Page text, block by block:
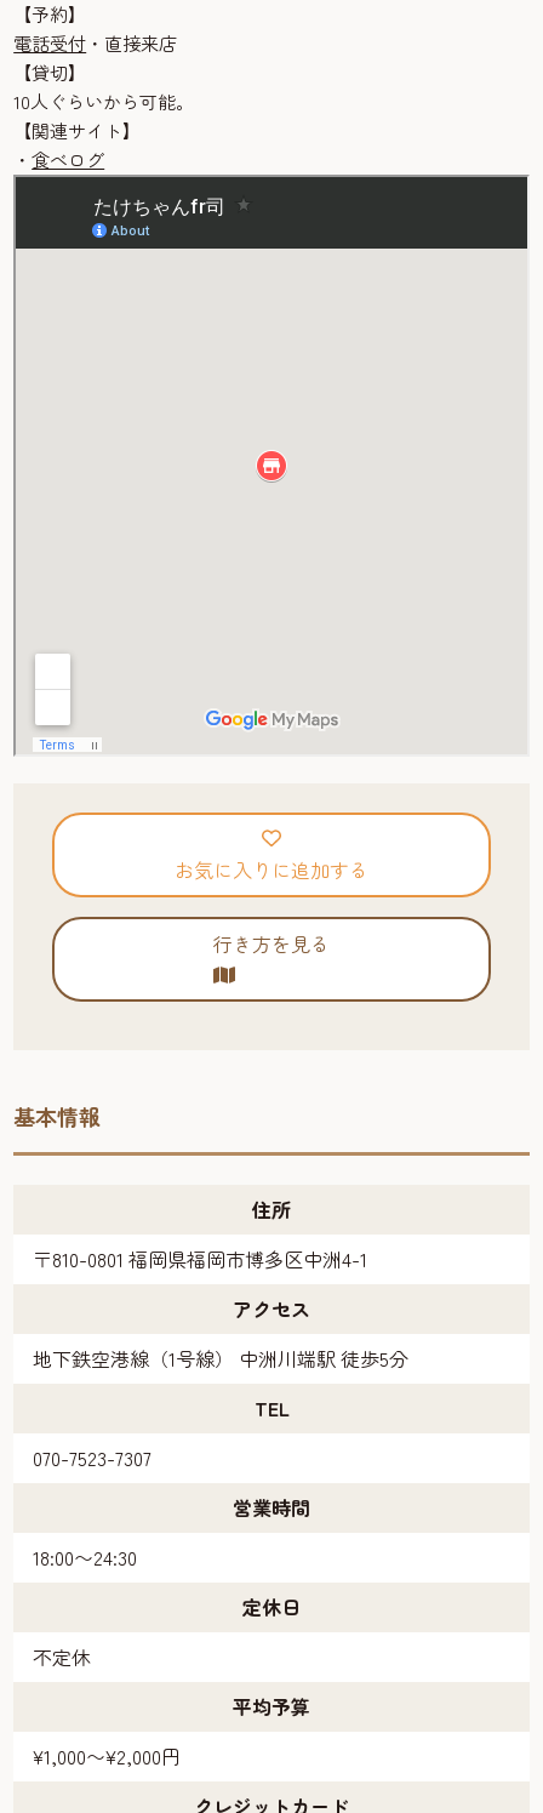
【予約】
電話受付 ・直接来店
【貸切】
10人ぐらいから可能。
【関連サイト】
・食べログ
お気に入りに追加する
行き方を見る
基本情報
住所
〒810-0801 福岡県福岡市博多区中洲4-1
アクセス
地下鉄空港線（1号線） 中洲川端駅 徒歩5分
TEL
070-7523-7307
営業時間
18:00〜24:30
定休日
不定休
平均予算
¥1,000〜¥2,000円
クレジットカード